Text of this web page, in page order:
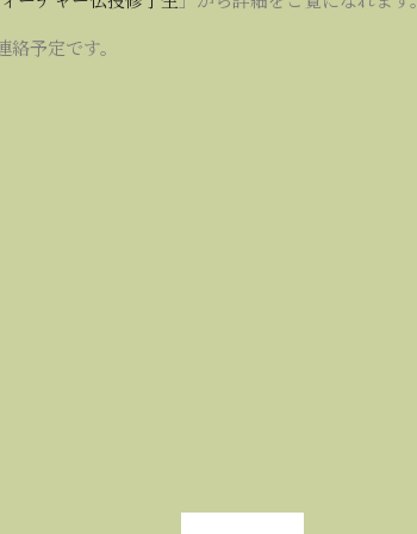
絡予定です。